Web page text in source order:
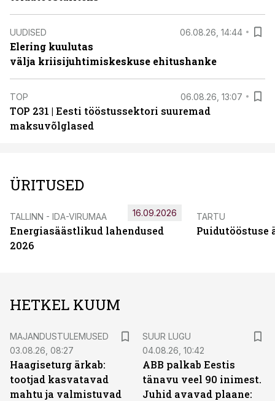
UUDISED 06.08.26, 14:44
Elering kuulutas
välja kriisijuhtimiskeskuse ehitushanke
TOP 06.08.26, 13:07
TOP 231 | Eesti tööstussektori suuremad
maksuvõlglased
ÜRITUSED
TALLINN - IDA-VIRUMAA
Energiasäästlikud lahendused
2026
16.09.2026 TARTU
Puidutööstuse
HETKEL KUUM
MAJANDUSTULEMUSED
03.08.26, 08:27
Haagiseturg ärkab:
tootjad kasvatavad
mahtu ja valmistuvad
SUUR LUGU
04.08.26, 10:42
ABB palkab Eestis
tänavu veel 90 inimest.
Juhid avavad plaane: